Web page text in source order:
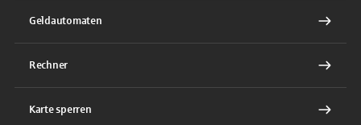
Geldautomaten
Rechner
Karte sperren